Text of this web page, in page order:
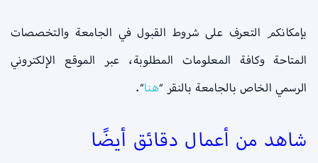
بإمكانكم التعرف على شروط القبول في الجامعة والتخصصات
المتاحة وكافة المعلومات المطلوبة، عبر الموقع الإلكتروني
الرسمي الخاص بالجامعة بالنقر “هنا“.
شاهد من أعمال دقائق أيضًا